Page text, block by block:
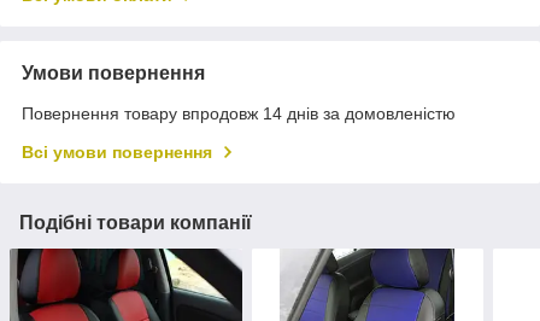
Умови повернення
Повернення товару впродовж 14 днів за домовленістю
Всі умови повернення
Подібні товари компанії